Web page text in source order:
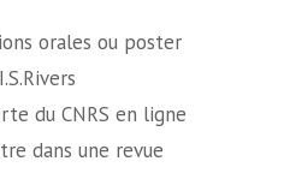
orales ou poster
du CNRS en ligne
dans une revue